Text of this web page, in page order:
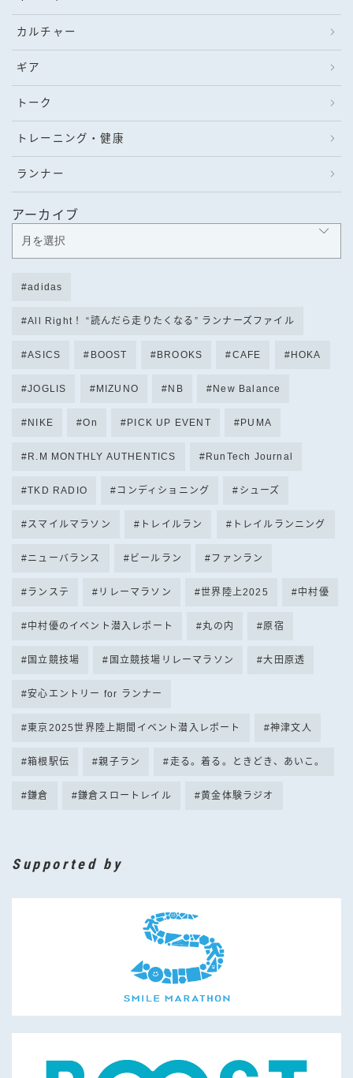
カルチャー
ギア
トーク
トレーニング・健康
ランナー
アーカイブ
adidas
All Right！ “読んだら走りたくなる” ランナーズファイル
ASICS BOOST BROOKS CAFE HOKA
JOGLIS MIZUNO NB New Balance
NIKE On PICK UP EVENT PUMA
R.M MONTHLY AUTHENTICS RunTech Journal
TKD RADIO コンディショニング シューズ
スマイルマラソン トレイルラン トレイルランニング
ニューバランス ビールラン ファンラン
ランステ リレーマラソン 世界陸上2025 中村優
中村優のイベント潜入レポート 丸の内 原宿
国立競技場 国立競技場リレーマラソン 大田原透
安心エントリー for ランナー
東京2025世界陸上期間イベント潜入レポート 神津文人
箱根駅伝 親子ラン 走る。着る。ときどき、あいこ。
鎌倉 鎌倉スロートレイル 黄金体験ラジオ
Supported by